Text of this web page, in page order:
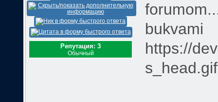
Репутация: 3
Обычный
bukvami
https://